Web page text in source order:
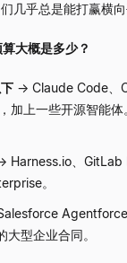
几乎总是能打赢横向
大概是多少？
→ Claude Code、
加上一些开源智能
Harness.io、
。
Agentforce
型企业合同。